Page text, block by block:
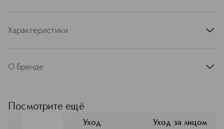
Характеристики
О Бренде
началась в 1952 году: тогда
французские биологи открыли
уникальный компонент — экстракт
Посмотрите ещё
Уход Уход за лицом